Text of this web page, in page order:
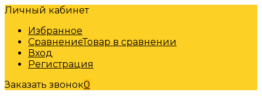
Личный кабинет
Избранное
СравнениеТовар в сравнении
Вход
Регистрация
Заказать звонок0